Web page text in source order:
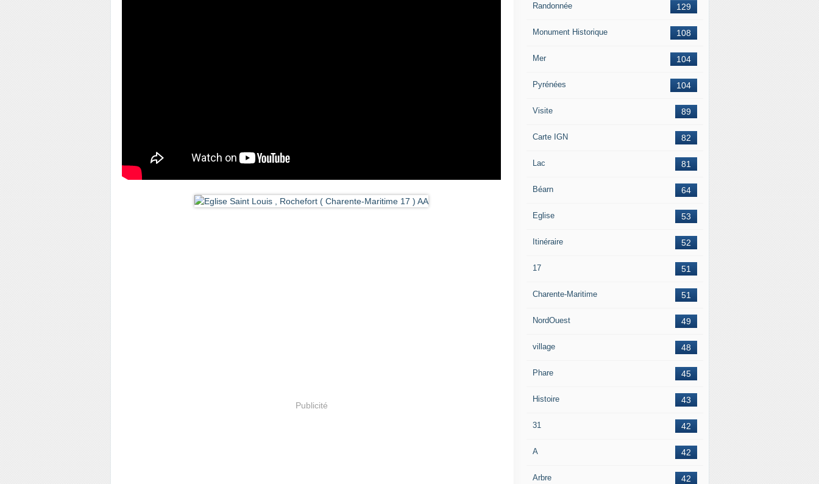
Publicité
129
Randonnée
108
Monument Historique
104
Mer
104
Pyrénées
89
Visite
82
Carte IGN
81
Lac
64
Béarn
53
Eglise
52
Itinéraire
51
17
51
Charente-Maritime
49
NordOuest
48
village
45
Phare
43
Histoire
42
31
42
A
42
Arbre